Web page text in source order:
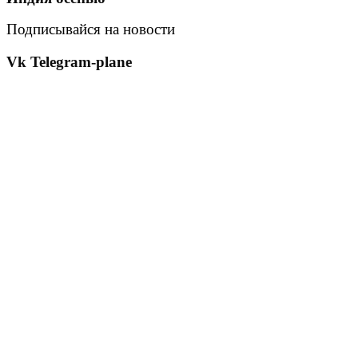
Подписывайся на новости
Vk Telegram-plane